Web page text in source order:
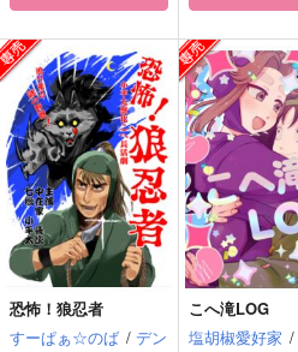
恐怖！狼忍者
すーぱぁ☆のば / デン
こへ滝LOG
塩胡椒愛好家 /